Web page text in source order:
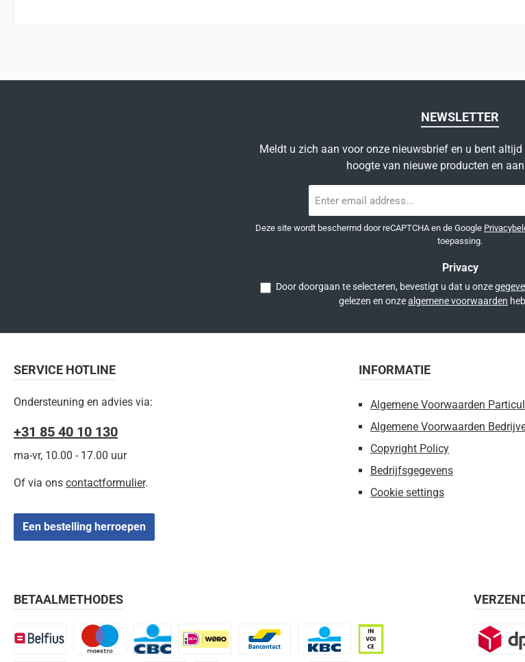
NEWSLETTER
Meldt u zich aan voor onze nieuwsbrief en u bent altijd
hoogte van nieuwe producten en
mailadres
Deze site wordt beschermd door reCAPTCHA en de Google
toepassing.
Privacy
Door doorgaan te selecteren, bevestigt u dat u onze
gelezen en onzealgemene voorwaarden
SERVICE HOTLINE
Ondersteuning en advies via:
+31 85 40 10 130
ma-vr, 10.00 - 17.00 uur
Of via ons contactformulier.
Een bestelling herroepen
INFORMATIE
Algemene Voorwaarden
Algemene Voorwaarden
Copyright Policy
Bedrijfsgegevens
Cookie settings
BETAALMETHODES